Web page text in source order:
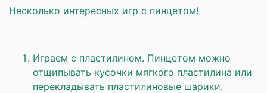
Несколько интересных игр с пинцетом!
Играем с пластилином. Пинцетом можно
отщипывать кусочки мягкого пластилина или
перекладывать пластилиновые шарики.